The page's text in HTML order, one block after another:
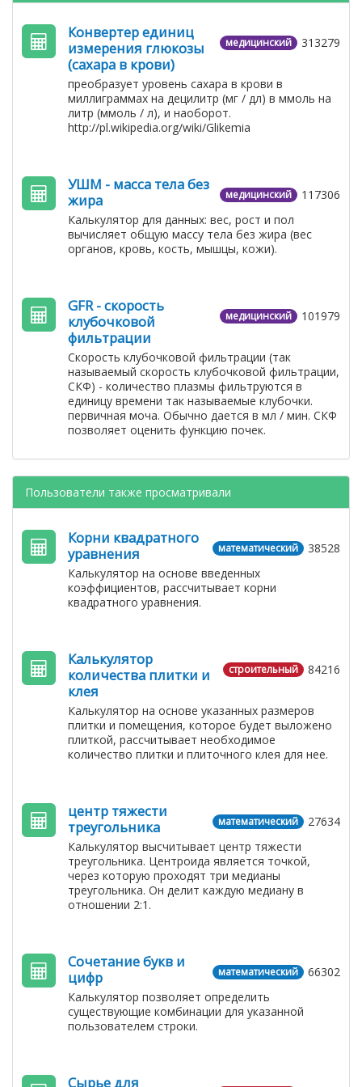
313279
медицинский
Конвертер единиц
измерения глюкозы
(сахара в крови)
преобразует уровень сахара в крови в
миллиграммах на децилитр (мг / дл) в ммоль на
литр (ммоль / л), и наоборот.
http://pl.wikipedia.org/wiki/Glikemia
117306
медицинский
УШМ - масса тела без
жира
Калькулятор для данных: вес, рост и пол
вычисляет общую массу тела без жира (вес
органов, кровь, кость, мышцы, кожи).
101979
медицинский
GFR - скорость
клубочковой
фильтрации
Скорость клубочковой фильтрации (так
называемый скорость клубочковой фильтрации,
СКФ) - количество плазмы фильтруются в
единицу времени так называемые клубочки.
первичная моча. Обычно дается в мл / мин. СКФ
позволяет оценить функцию почек.
Пользователи также просматривали
38528
математический
Корни квадратного
уравнения
Калькулятор на основе введенных
коэффициентов, рассчитывает корни
квадратного уравнения.
84216
строительный
Калькулятор
количества плитки и
клея
Калькулятор на основе указанных размеров
плитки и помещения, которое будет выложено
плиткой, рассчитывает необходимое
количество плитки и плиточного клея для нее.
27634
математический
центр тяжести
треугольника
Калькулятор высчитывает центр тяжести
треугольника. Центроида является точкой,
через которую проходят три медианы
треугольника. Он делит каждую медиану в
отношении 2:1.
66302
математический
Сочетание букв и
цифр
Калькулятор позволяет определить
существующие комбинации для указанной
пользователем строки.
Сырье для